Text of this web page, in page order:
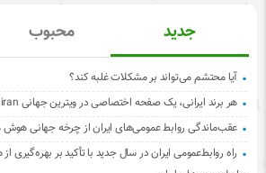
جدید محبوب
آیا محتشم می‌تواند بر مشکلات غلبه کند؟
هر برند ایرانی، یک صفحه اختصاصی در ویترین جهانی Madeiniran
عقب‌ماندگی روابط عمومی‌های ایران از چرخه جهانی
راه روابط‌عمومی ایران در سال جدید با تأکید بر